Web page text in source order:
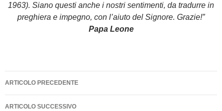
1963). Siano questi anche i nostri sentimenti, da tradurre in
preghiera e impegno, con l’aiuto del Signore. Grazie!”
Papa Leone
Navigazione
articolo
ARTICOLO PRECEDENTE
ARTICOLO SUCCESSIVO